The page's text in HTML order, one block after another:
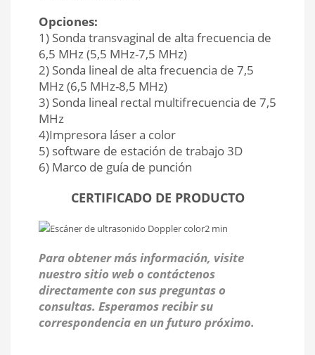
Opciones:
1) Sonda transvaginal de alta frecuencia de
6,5 MHz (5,5 MHz-7,5 MHz)
2) Sonda lineal de alta frecuencia de 7,5
MHz (6,5 MHz-8,5 MHz)
3) Sonda lineal rectal multifrecuencia de 7,5
MHz
4)Impresora láser a color
5) software de estación de trabajo 3D
6) Marco de guía de punción
CERTIFICADO DE PRODUCTO
Para obtener más información, visite
nuestro sitio web o contáctenos
directamente con sus preguntas o
consultas. Esperamos recibir su
correspondencia en un futuro próximo.